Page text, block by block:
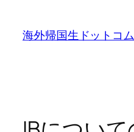
海外帰国生ドットコム